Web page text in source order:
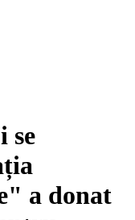
se
a donat